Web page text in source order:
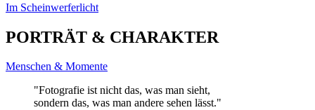
Im Scheinwerferlicht
PORTRÄT & CHARAKTER
Menschen & Momente
"Fotografie ist nicht das, was man sieht,
sondern das, was man andere sehen lässt."